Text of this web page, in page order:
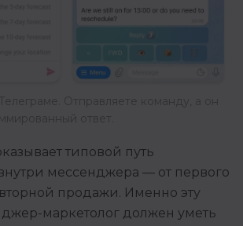
типовой путь
мессенджера — от первого
продажи. Именно эту
маркетолог должен уметь